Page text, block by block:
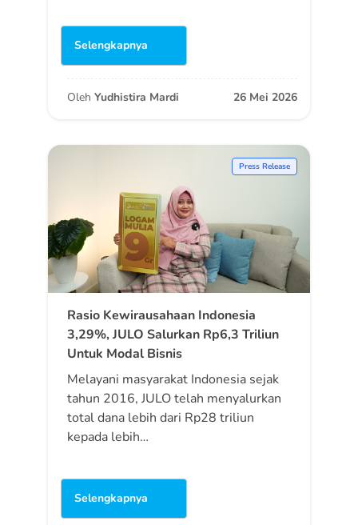
Selengkapnya
Oleh Yudhistira Mardi 26 Mei 2026
Press Release
Rasio Kewirausahaan Indonesia
3,29%, JULO Salurkan Rp6,3 Triliun
Untuk Modal Bisnis
Melayani masyarakat Indonesia sejak
tahun 2016, JULO telah menyalurkan
total dana lebih dari Rp28 triliun
kepada lebih…
Selengkapnya